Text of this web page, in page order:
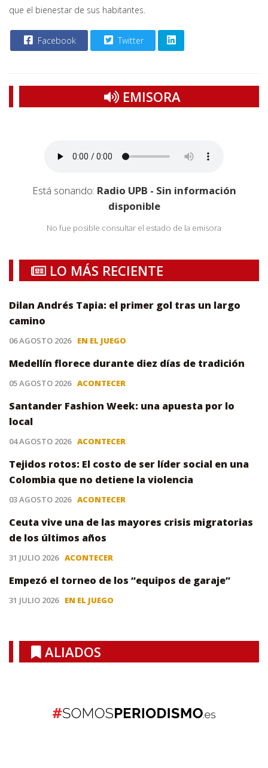
que el bienestar de sus habitantes.
Facebook Twitter
EMISORA
Está sonando: Radio UPB - Sin información
disponible
No fue posible consultar el estado de la emisora
LO MÁS RECIENTE
Dilan Andrés Tapia: el primer gol tras un largo
camino
06 AGOSTO 2026 EN EL JUEGO
Medellín florece durante diez días de tradición
05 AGOSTO 2026 ACONTECER
Santander Fashion Week: una apuesta por lo
local
04 AGOSTO 2026 ACONTECER
Tejidos rotos: El costo de ser líder social en una
Colombia que no detiene la violencia
03 AGOSTO 2026 ACONTECER
Ceuta vive una de las mayores crisis migratorias
de los últimos años
31 JULIO 2026 ACONTECER
Empezó el torneo de los “equipos de garaje”
31 JULIO 2026 EN EL JUEGO
ALIADOS